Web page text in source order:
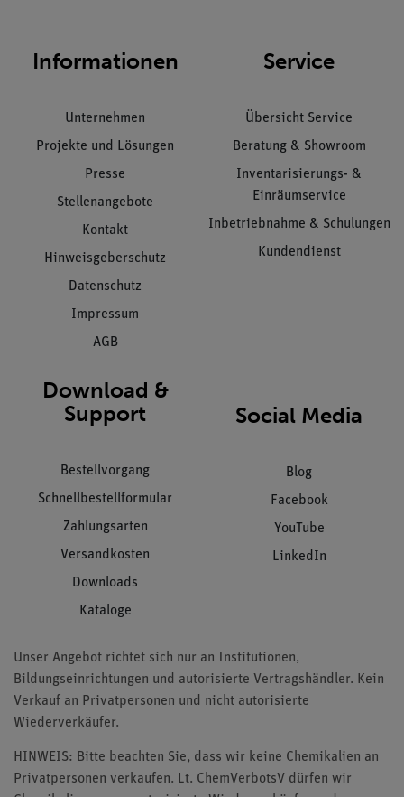
Informationen
Unternehmen
Projekte und Lösungen
Presse
Stellenangebote
Kontakt
Hinweisgeberschutz
Datenschutz
Impressum
AGB
Service
Übersicht Service
Beratung & Showroom
Inventarisierungs- &
Einräumservice
Inbetriebnahme & Schulungen
Kundendienst
Download &
Support
Bestellvorgang
Schnellbestellformular
Zahlungsarten
Versandkosten
Downloads
Kataloge
Social Media
Blog
Facebook
YouTube
LinkedIn
Unser Angebot richtet sich nur an Institutionen,
Bildungseinrichtungen und autorisierte Vertragshändler. Kein
Verkauf an Privatpersonen und nicht autorisierte
Wiederverkäufer.
HINWEIS: Bitte beachten Sie, dass wir keine Chemikalien an
Privatpersonen verkaufen. Lt. ChemVerbotsV dürfen wir